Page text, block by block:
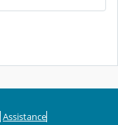
Assistance